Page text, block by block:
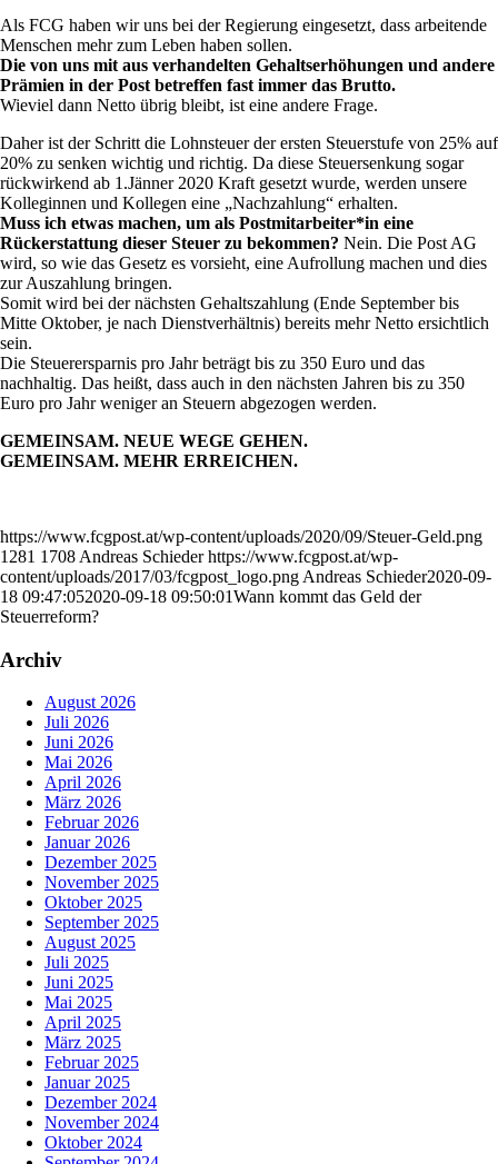
Als FCG haben wir uns bei der Regierung eingesetzt, dass arbeitende
Menschen mehr zum Leben haben sollen.
Die von uns mit aus verhandelten Gehaltserhöhungen und andere
Prämien in der Post betreffen fast immer das Brutto.
Wieviel dann Netto übrig bleibt, ist eine andere Frage.
Daher ist der Schritt die Lohnsteuer der ersten Steuerstufe von 25% auf
20% zu senken wichtig und richtig. Da diese Steuersenkung sogar
rückwirkend ab 1.Jänner 2020 Kraft gesetzt wurde, werden unsere
Kolleginnen und Kollegen eine „Nachzahlung“ erhalten.
Muss ich etwas machen, um als Postmitarbeiter*in eine
Rückerstattung dieser Steuer zu bekommen? Nein. Die Post AG
wird, so wie das Gesetz es vorsieht, eine Aufrollung machen und dies
zur Auszahlung bringen.
Somit wird bei der nächsten Gehaltszahlung (Ende September bis
Mitte Oktober, je nach Dienstverhältnis) bereits mehr Netto ersichtlich
sein.
Die Steuerersparnis pro Jahr beträgt bis zu 350 Euro und das
nachhaltig. Das heißt, dass auch in den nächsten Jahren bis zu 350
Euro pro Jahr weniger an Steuern abgezogen werden.
GEMEINSAM. NEUE WEGE GEHEN.
GEMEINSAM. MEHR ERREICHEN.
https://www.fcgpost.at/wp-content/uploads/2020/09/Steuer-Geld.png
1281 1708 Andreas Schieder https://www.fcgpost.at/wp-
content/uploads/2017/03/fcgpost_logo.png Andreas Schieder2020-09-
18 09:47:052020-09-18 09:50:01Wann kommt das Geld der
Steuerreform?
Archiv
August 2026
Juli 2026
Juni 2026
Mai 2026
April 2026
März 2026
Februar 2026
Januar 2026
Dezember 2025
November 2025
Oktober 2025
September 2025
August 2025
Juli 2025
Juni 2025
Mai 2025
April 2025
März 2025
Februar 2025
Januar 2025
Dezember 2024
November 2024
Oktober 2024